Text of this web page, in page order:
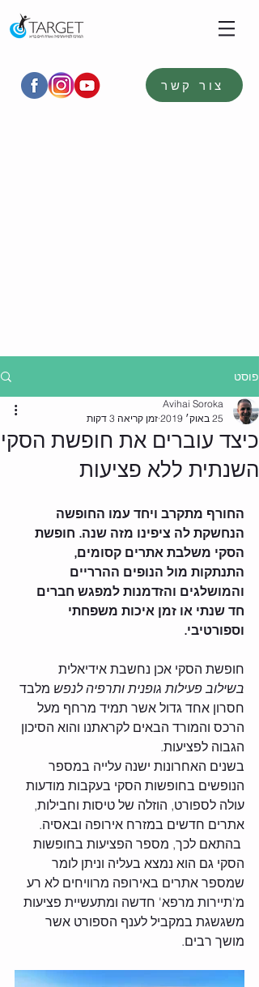
צור קשר
פוסט
כיצד עוברים את חופשת הסקי
השנתית ללא פציעות
Avihai Soroka
25 באוק׳ 2019
זמן קריאה 3 דקות
החורף מתקרב ויחד עמו החופשה
הנחשקת לה ציפינו מזה שנה. חופשת
הסקי משלבת אתרים קסומים,
התנתקות מול הנופים ההרריים
והמושלגים והזדמנות למפגש חברים
חד שנתי או זמן איכות משפחתי
וספורטיבי.
חופשת הסקי אכן נחשבת אידיאלית
בשילוב פעילות גופנית ותרפיה לנפש מלבד
חסרון אחד גדול אשר תמיד מרחף מעל
הרכס והמורד הבאים לקראתנו והוא הסיכון
הגבוה לפציעות.
בשנים האחרונות ישנה עלייה במספר
הנופשים בחופשות הסקי בעקבות מודעות
עולה לספורט, הוזלה של טיסות וחבילות,
אתרים חדשים במזרח אירופה ובאסיה.
בהתאם לכך, מספר הפציעות בחופשות
הסקי גם הוא נמצא בעליה וניתן לומר
שמספר אתרים באירופה מרוויחים לא רע
מ'תיירות מרפא' חדשה ומתעשיית פציעות
משגשגת במקביל לענף הספורט אשר
מושך רבים.